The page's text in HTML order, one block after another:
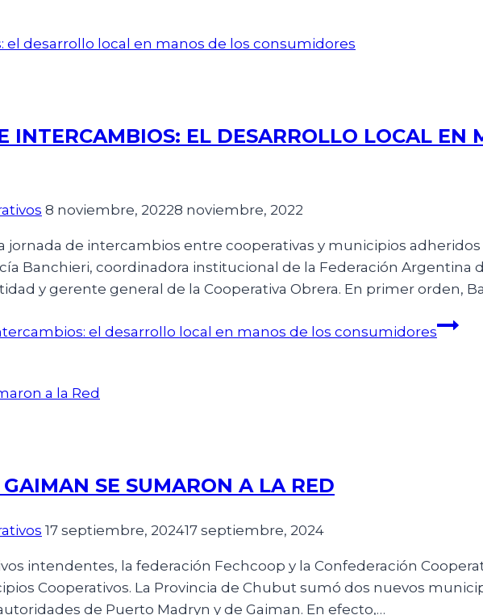
INTERCAMBIOS: EL DESARROLLO LOCAL EN
8 noviembre, 20228 noviembre, 2022
jornada de intercambios entre cooperativas y municipios
Banchieri, coordinadora institucional de la Federación Argentina
y gerente general de la Cooperativa Obrera. En primer orden,
el desarrollo local en manos de los consumidores
SE SUMARON A LA RED
17 septiembre, 202417 septiembre, 2024
intendentes, la federación Fechcoop y la Confederación
Cooperativos. La Provincia de Chubut sumó dos nuevos
de Puerto Madryn y de Gaiman. En efecto,…